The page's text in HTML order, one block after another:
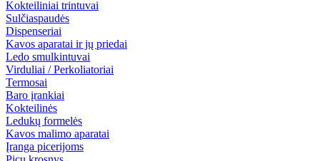
Kokteiliniai trintuvai
Sulčiaspaudės
Dispenseriai
Kavos aparatai ir jų priedai
Ledo smulkintuvai
Virduliai / Perkoliatoriai
Termosai
Baro įrankiai
Kokteilinės
Ledukų formelės
Kavos malimo aparatai
Įranga picerijoms